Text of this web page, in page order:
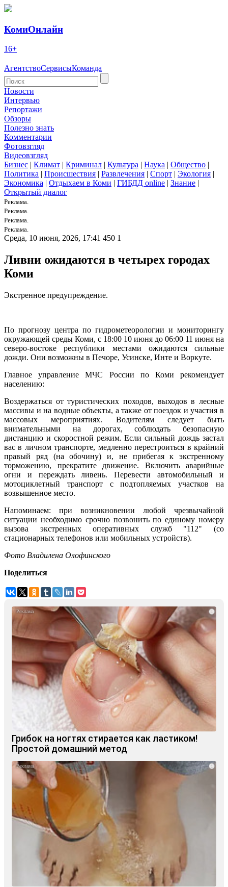
КомиОнлайн
16+
АгентствоСервисыКоманда
Новости
Интервью
Репортажи
Обзоры
Полезно знать
Комментарии
Фотовзгляд
Видеовзгляд
Бизнес | Климат | Криминал | Культура | Наука | Общество |
Политика | Происшествия | Развлечения | Спорт | Экология |
Экономика | Отдыхаем в Коми | ГИБДД online | Знание |
Открытый диалог
Реклама.
Реклама.
Реклама.
Реклама.
Среда, 10 июня, 2026, 17:41 450 1
Ливни ожидаются в четырех городах
Коми
Экстренное предупреждение.
По прогнозу центра по гидрометеорологии и мониторингу
окружающей среды Коми, с 18:00 10 июня до 06:00 11 июня на
северо-востоке республики местами ожидаются сильные
дожди. Они возможны в Печоре, Усинске, Инте и Воркуте.
Главное управление МЧС России по Коми рекомендует
населению:
Воздержаться от туристических походов, выходов в лесные
массивы и на водные объекты, а также от поездок и участия в
массовых мероприятиях. Водителям следует быть
внимательными на дорогах, соблюдать безопасную
дистанцию и скоростной режим. Если сильный дождь застал
вас в личном транспорте, медленно перестроиться в крайний
правый ряд (на обочину) и, не прибегая к экстренному
торможению, прекратите движение. Включить аварийные
огни и переждать ливень. Перевести автомобильный и
мотоциклетный транспорт с подтопляемых участков на
возвышенное место.
Напоминаем: при возникновении любой чрезвычайной
ситуации необходимо срочно позвонить по единому номеру
вызова экстренных оперативных служб "112" (со
стационарных телефонов или мобильных устройств).
Фото Владилена Олофинского
Поделиться
i
Грибок на ногтях стирается как ластиком!
Простой домашний метод
i